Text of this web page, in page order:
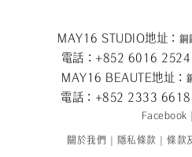
MAY16 STUDIO地址： 銅
電話：+852 6016
MAY16 BEAUTE地址：
電話：+852 2333
Facebook
關於我們 隱私條款 條款